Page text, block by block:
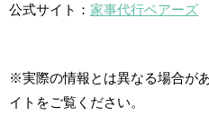
公式サイト： 家事代行ベアーズ
※実際の情報とは異なる場合が
イトをご覧ください。